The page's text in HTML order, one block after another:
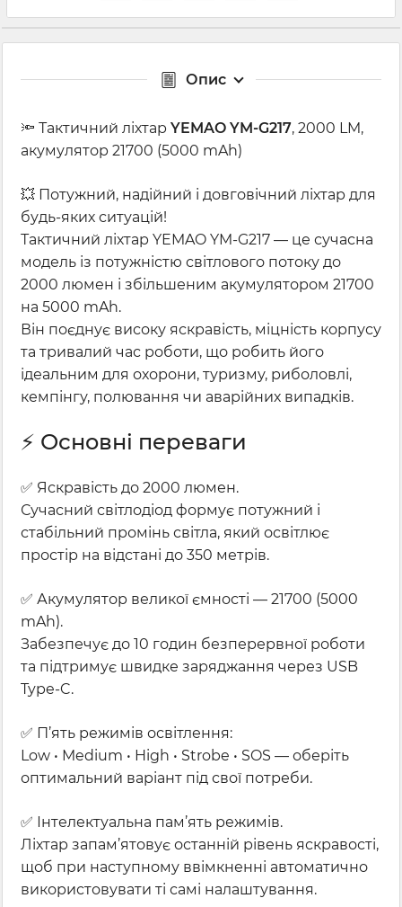
Опис
🔦 Тактичний ліхтар YEMAO YM-G217, 2000 LM,
акумулятор 21700 (5000 mAh)
💥 Потужний, надійний і довговічний ліхтар для
будь-яких ситуацій!
Тактичний ліхтар YEMAO YM-G217 — це сучасна
модель із потужністю світлового потоку до
2000 люмен і збільшеним акумулятором 21700
на 5000 mAh.
Він поєднує високу яскравість, міцність корпусу
та тривалий час роботи, що робить його
ідеальним для охорони, туризму, риболовлі,
кемпінгу, полювання чи аварійних випадків.
⚡ Основні переваги
✅ Яскравість до 2000 люмен.
Сучасний світлодіод формує потужний і
стабільний промінь світла, який освітлює
простір на відстані до 350 метрів.
✅ Акумулятор великої ємності — 21700 (5000
mAh).
Забезпечує до 10 годин безперервної роботи
та підтримує швидке заряджання через USB
Type-C.
✅ П’ять режимів освітлення:
Low • Medium • High • Strobe • SOS — оберіть
оптимальний варіант під свої потреби.
✅ Інтелектуальна пам’ять режимів.
Ліхтар запам’ятовує останній рівень яскравості,
щоб при наступному ввімкненні автоматично
використовувати ті самі налаштування.